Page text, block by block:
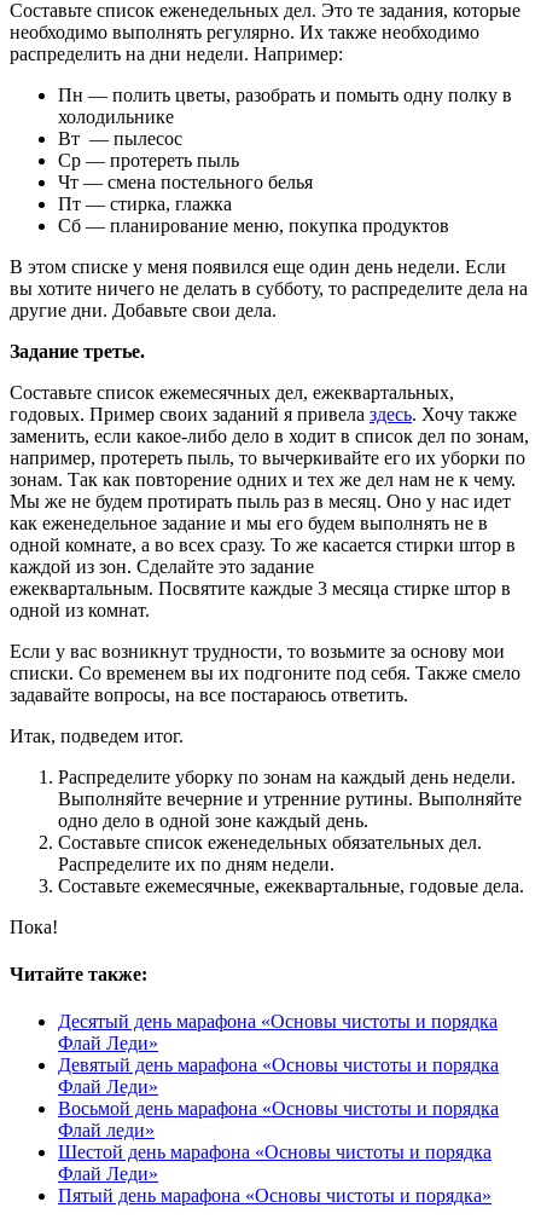
Составьте список еженедельных дел. Это те задания, которые
необходимо выполнять регулярно. Их также необходимо
распределить на дни недели. Например:
Пн — полить цветы, разобрать и помыть одну полку в
холодильнике
Вт — пылесос
Ср — протереть пыль
Чт — смена постельного белья
Пт — стирка, глажка
Сб — планирование меню, покупка продуктов
В этом списке у меня появился еще один день недели. Если
вы хотите ничего не делать в субботу, то распределите дела на
другие дни. Добавьте свои дела.
Задание третье.
Составьте список ежемесячных дел, ежеквартальных,
годовых. Пример своих заданий я привела здесь. Хочу также
заменить, если какое-либо дело в ходит в список дел по зонам,
например, протереть пыль, то вычеркивайте его их уборки по
зонам. Так как повторение одних и тех же дел нам не к чему.
Мы же не будем протирать пыль раз в месяц. Оно у нас идет
как еженедельное задание и мы его будем выполнять не в
одной комнате, а во всех сразу. То же касается стирки штор в
каждой из зон. Сделайте это задание
ежеквартальным. Посвятите каждые 3 месяца стирке штор в
одной из комнат.
Если у вас возникнут трудности, то возьмите за основу мои
списки. Со временем вы их подгоните под себя. Также смело
задавайте вопросы, на все постараюсь ответить.
Итак, подведем итог.
Распределите уборку по зонам на каждый день недели.
Выполняйте вечерние и утренние рутины. Выполняйте
одно дело в одной зоне каждый день.
Составьте список еженедельных обязательных дел.
Распределите их по дням недели.
Составьте ежемесячные, ежеквартальные, годовые дела.
Пока!
Читайте также:
Десятый день марафона «Основы чистоты и порядка
Флай Леди»
Девятый день марафона «Основы чистоты и порядка
Флай Леди»
Восьмой день марафона «Основы чистоты и порядка
Флай леди»
Шестой день марафона «Основы чистоты и порядка
Флай Леди»
Пятый день марафона «Основы чистоты и порядка»